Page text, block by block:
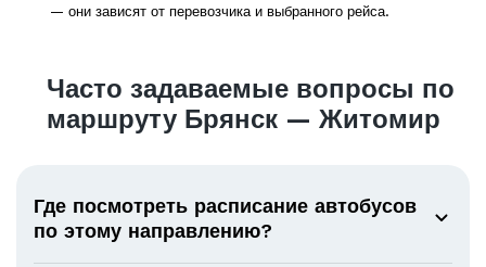
— они зависят от перевозчика и выбранного рейса.
Часто задаваемые вопросы по
маршруту Брянск — Житомир
Где посмотреть расписание автобусов
по этому направлению?